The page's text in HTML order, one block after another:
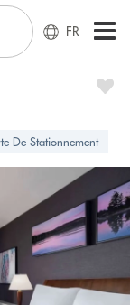
FR
De Stationnement